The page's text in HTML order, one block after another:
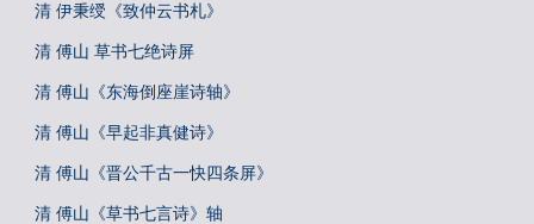
清 伊秉绶《致仲云书札》
清 傅山 草书七绝诗屏
清 傅山《东海倒座崖诗轴》
清 傅山《早起非真健诗》
清 傅山《晋公千古一快四条屏》
清 傅山《草书七言诗》轴